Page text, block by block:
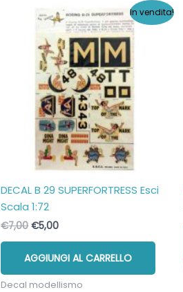
In vendita!
DECAL B 29 SUPERFORTRESS Esci
Scala 1:72
€7,00Il
era:
€7,00.
€5,00Il
è:
€5,00.
AGGIUNGI AL CARRELLO
Decal modellismo